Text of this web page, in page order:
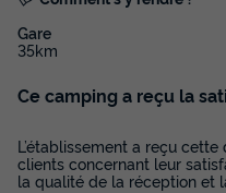
- 2 chambres
Surface
Adultes
Voir le plan 2D Terrasse
Gare
35km
Ce camping a reçu la
L’établissement a reçu
clients concernant leur
la qualité de la réception et